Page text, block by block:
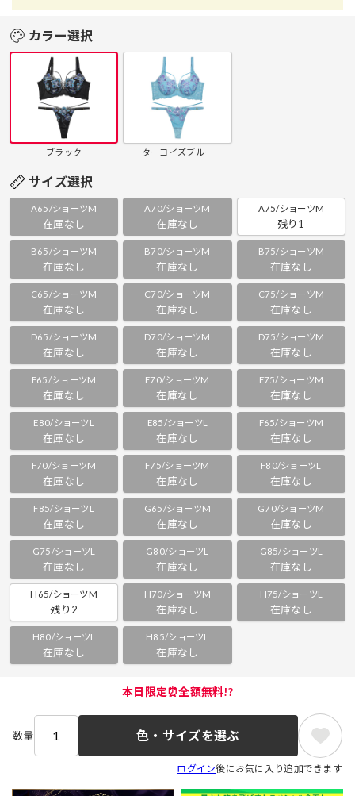
カラー選択
ブラック ターコイズブルー
サイズ選択
A65/ショーツM
在庫なし
A70/ショーツM
在庫なし
A75/ショーツM
残り1
B65/ショーツM
在庫なし
B70/ショーツM
在庫なし
B75/ショーツM
在庫なし
C65/ショーツM
在庫なし
C70/ショーツM
在庫なし
C75/ショーツM
在庫なし
D65/ショーツM
在庫なし
D70/ショーツM
在庫なし
D75/ショーツM
在庫なし
E65/ショーツM
在庫なし
E70/ショーツM
在庫なし
E75/ショーツM
在庫なし
E80/ショーツL
在庫なし
E85/ショーツL
在庫なし
F65/ショーツM
在庫なし
F70/ショーツM
在庫なし
F75/ショーツM
在庫なし
F80/ショーツL
在庫なし
F85/ショーツL
在庫なし
G65/ショーツM
在庫なし
G70/ショーツM
在庫なし
G75/ショーツL
在庫なし
G80/ショーツL
在庫なし
G85/ショーツL
在庫なし
H65/ショーツM
残り2
H70/ショーツM
在庫なし
H75/ショーツL
在庫なし
H80/ショーツL
在庫なし
H85/ショーツL
在庫なし
本日限定⏰全額無料!?
数量 色・サイズを選ぶ
ログイン後にお気に入り追加できます